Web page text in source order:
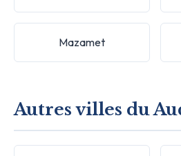
Mazamet
Autres villes du